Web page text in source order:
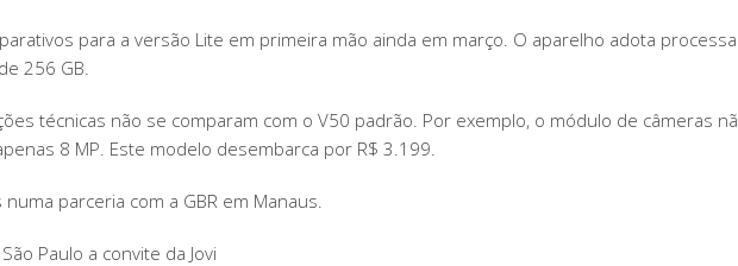
para a versão Lite em primeira mão ainda em março. O aparelho adota
256 GB.
técnicas não se comparam com o V50 padrão. Por exemplo, o módulo de câmeras
8 MP. Este modelo desembarca por R$ 3.199.
parceria com a GBR em Manaus.
Paulo a convite da Jovi